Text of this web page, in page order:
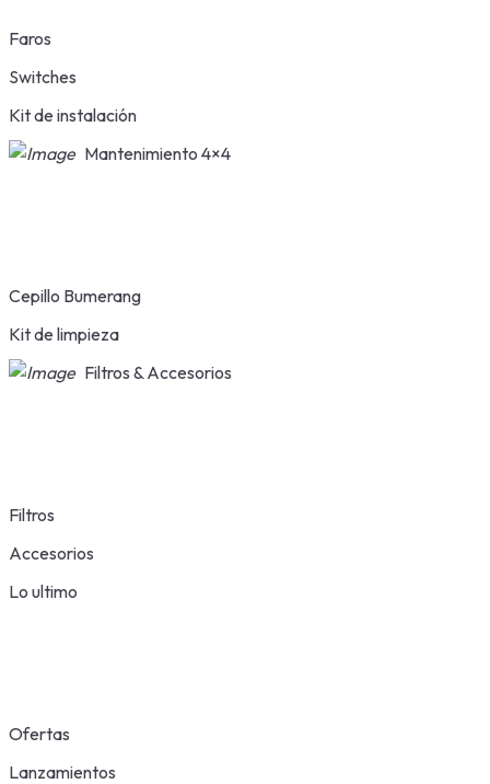
Faros
Switches
Kit de instalación
Mantenimiento 4×4
Cepillo Bumerang
Kit de limpieza
Filtros & Accesorios
Filtros
Accesorios
Lo ultimo
Ofertas
Lanzamientos